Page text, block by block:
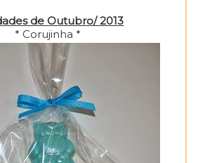
de Outubro/ 2013
* Corujinha *